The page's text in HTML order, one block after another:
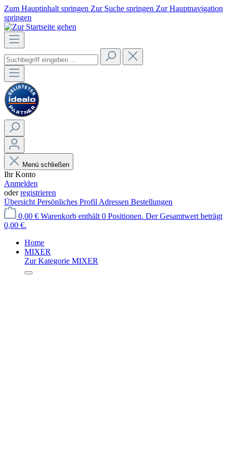
Zum Hauptinhalt springen Zur Suche springen Zur Hauptnavigation
springen
Menü schließen
Ihr Konto
Anmelden
oderregistrieren
Übersicht Persönliches Profil Adressen Bestellungen
0,00 € Warenkorb enthält 0 Positionen. Der Gesamtwert beträgt
0,00 €.
Home
MIXER
Zur Kategorie MIXER